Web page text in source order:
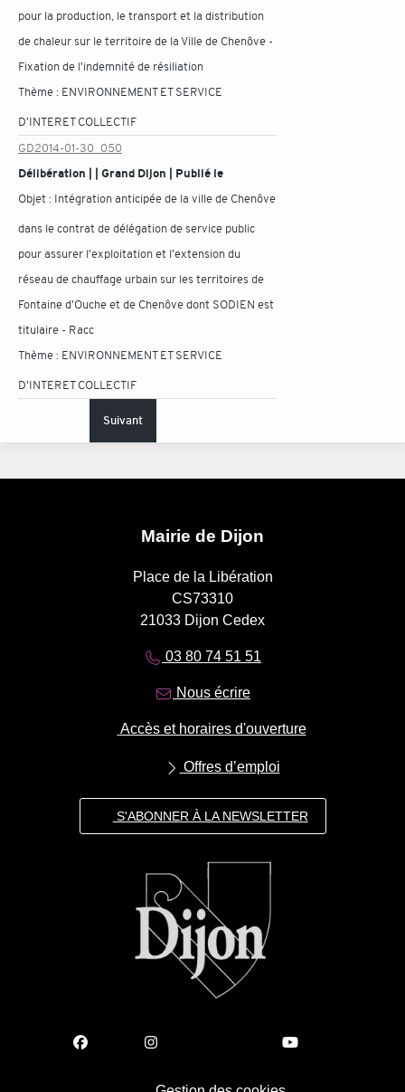
pour la production, le transport et la distribution
de chaleur sur le territoire de la Ville de Chenôve -
Fixation de l'indemnité de résiliation
Thème : ENVIRONNEMENT ET SERVICE
D'INTERET COLLECTIF
GD2014-01-30_050
Délibération | | Grand Dijon | Publié le
Objet : Intégration anticipée de la ville de Chenôve
dans le contrat de délégation de service public
pour assurer l'exploitation et l'extension du
réseau de chauffage urbain sur les territoires de
Fontaine d'Ouche et de Chenôve dont SODIEN est
titulaire - Racc
Thème : ENVIRONNEMENT ET SERVICE
D'INTERET COLLECTIF
Suivant
Mairie de Dijon
Place de la Libération
CS73310
21033 Dijon Cedex
03 80 74 51 51
Nous écrire
Accès et horaires d'ouverture
Offres d’emploi
S'ABONNER À LA NEWSLETTER